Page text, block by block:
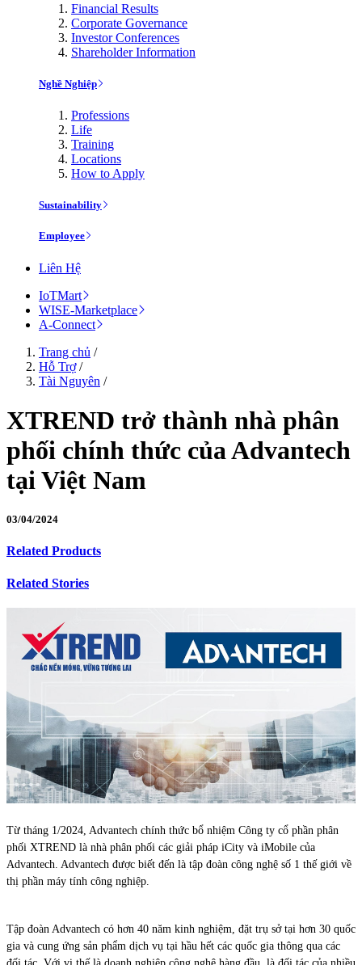
Financial Results
Corporate Governance
Investor Conferences
Shareholder Information
Nghề Nghiệp
Professions
Life
Training
Locations
How to Apply
Sustainability
Employee
Liên Hệ
IoTMart
WISE-Marketplace
A-Connect
Trang chủ /
Hỗ Trợ/
Tài Nguyên /
XTREND trở thành nhà phân
phối chính thức của Advantech
tại Việt Nam
03/04/2024
Related Products
Related Stories
Từ tháng 1/2024, Advantech chính thức bổ nhiệm Công ty cổ phần phân
phối XTREND là nhà phân phối các giải pháp iCity và iMobile của
Advantech. Advantech được biết đến là tập đoàn công nghệ số 1 thế giới về
thị phần máy tính công nghiệp.
Tập đoàn Advantech có hơn 40 năm kinh nghiệm, đặt trụ sở tại hơn 30 quốc
gia và cung ứng sản phẩm dịch vụ tại hầu hết các quốc gia thông qua các